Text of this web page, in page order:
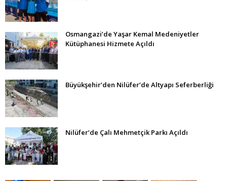
Osmangazi’de Yaşar Kemal Medeniyetler
Kütüphanesi Hizmete Açıldı
Büyükşehir’den Nilüfer’de Altyapı Seferberliği
Nilüfer’de Çalı Mehmetçik Parkı Açıldı